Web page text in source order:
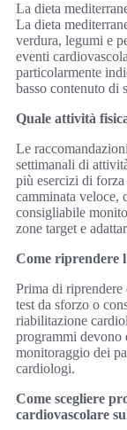
La dieta
La dieta
verdura, legumi e
eventi
particolarmente
basso contenuto di
Quale attività
Le
settimanali di
più esercizi di
camminata veloce,
consigliabile
zone target e
Come riprendere
Prima di riprendere
test da sforzo o
riabilitazione
programmi devono
monitoraggio dei
cardiologi.
Come scegliere
cardiovascolare